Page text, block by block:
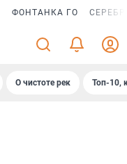
ФОНТАНКА ГО
О чистоте рек Топ-10,